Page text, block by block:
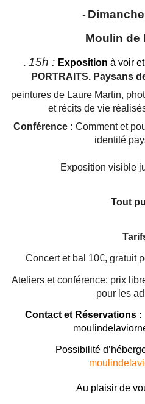
-
Moulin de la
. 15h : Exposition à voir
PORTRAITS. Paysans
peintures de Laure Martin,
et récits de vie
Conférence : Comment et
identité
Exposition visible
Tout
Concert et bal 10€, gratuit
Ateliers et conférence: prix
pour les
Contact et Réservations :
Possibilité
Au plaisir de